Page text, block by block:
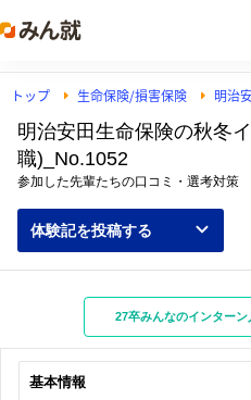
トップ 生命保険/損害保険 明治
明治安田生命保険の秋冬
職)_No.1052
参加した先輩たちの口コミ・選考対策
体験記を投稿する
27卒みんなのインター
基本情報